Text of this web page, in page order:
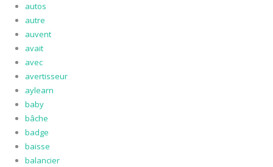
autos
autre
auvent
avait
avec
avertisseur
aylearn
baby
bâche
badge
baisse
balancier